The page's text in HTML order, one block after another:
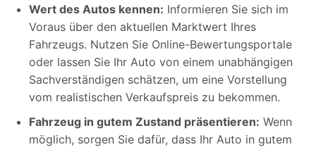
Wert des Autos kennen: Informieren Sie sich im
Voraus über den aktuellen Marktwert Ihres
Fahrzeugs. Nutzen Sie Online-Bewertungsportale
oder lassen Sie Ihr Auto von einem unabhängigen
Sachverständigen schätzen, um eine Vorstellung
vom realistischen Verkaufspreis zu bekommen.
Fahrzeug in gutem Zustand präsentieren: Wenn
möglich, sorgen Sie dafür, dass Ihr Auto in gutem